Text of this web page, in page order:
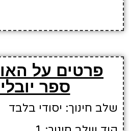
פרטים על
ספר
שלב חינוך: יסודי בלבד